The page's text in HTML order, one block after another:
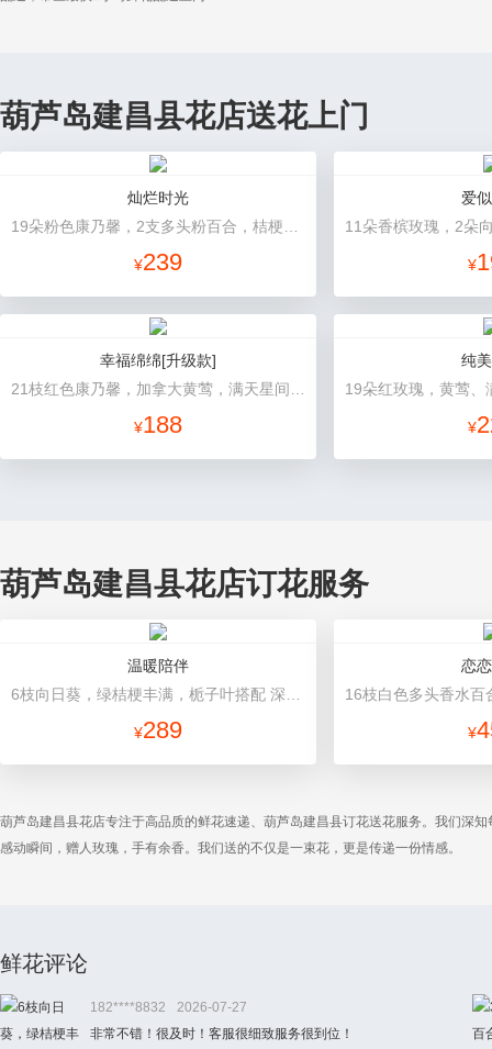
葫芦岛建昌县花店送花上门
灿烂时光
¥239
爱
¥
幸福绵绵[升级款]
¥188
纯
19朵红玫瑰，黄莺、
¥
葫芦岛建昌县花店订花服务
温暖陪伴
¥289
恋
¥
葫芦岛建昌县花店专注于高品质的鲜花速递、葫芦岛建昌县订花送花服务。我们深
感动瞬间，赠人玫瑰，手有余香。我们送的不仅是一束花，更是传递一份情感。
鲜花评论
182****8832
2026-07-27
非常不错！很及时！客服很细致服务很到位！